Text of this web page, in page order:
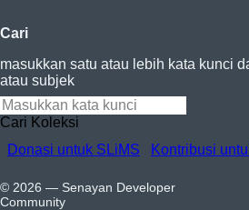
Cari
masukkan satu atau lebih kata kunci
atau subjek
Cari Koleksi
Donasi untuk SLiMS
Kontribusi
© 2026 — Senayan Developer
Community